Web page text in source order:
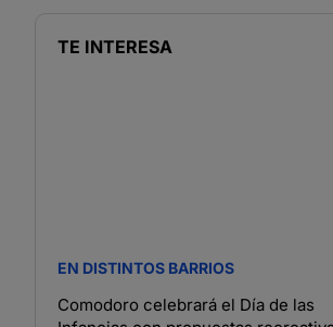
TE INTERESA
EN DISTINTOS BARRIOS
Comodoro celebrará el Día de las